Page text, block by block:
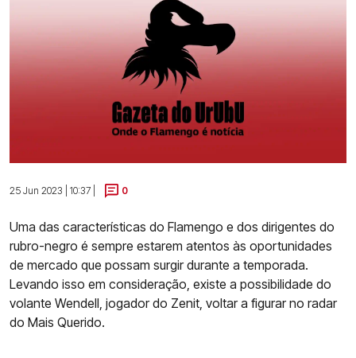
25 Jun 2023 | 10:37 | 0
Uma das características do Flamengo e dos dirigentes do
rubro-negro é sempre estarem atentos às oportunidades
de mercado que possam surgir durante a temporada.
Levando isso em consideração, existe a possibilidade do
volante Wendell, jogador do Zenit, voltar a figurar no radar
do Mais Querido.